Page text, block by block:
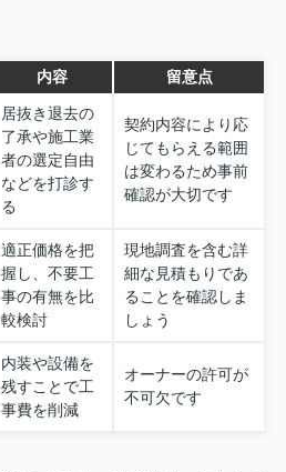
内容 留意点
居抜き退去の
了承や施工業
者の選定自由
などを打診す
る
契約内容により応
じてもらえる範囲
は変わるため事前
確認が大切です
適正価格を把
握し、不要工
事の有無を比
較検討
現地調査を含む詳
細な見積もりであ
ることを確認しま
しょう
内装や設備を
残すことで工
事費を削減
オーナーの許可が
不可欠です